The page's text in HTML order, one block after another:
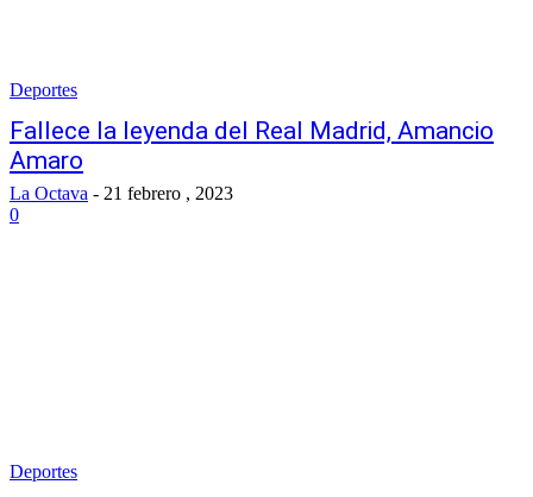
Deportes
Fallece la leyenda del Real Madrid, Amancio
Amaro
La Octava - 21 febrero , 2023
0
Deportes